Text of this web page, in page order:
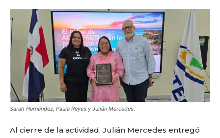
Sarah Hernández, Paula Reyes y Julián Mercedes.
Al cierre de la actividad, Julián Mercedes entregó